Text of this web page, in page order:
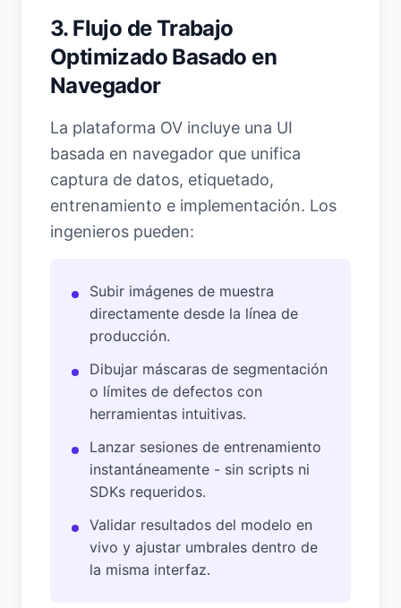
3. Flujo de Trabajo
Optimizado Basado en
Navegador
La plataforma OV incluye una UI
basada en navegador que unifica
captura de datos, etiquetado,
entrenamiento e implementación. Los
ingenieros pueden:
Subir imágenes de muestra
directamente desde la línea de
producción.
Dibujar máscaras de segmentación
o límites de defectos con
herramientas intuitivas.
Lanzar sesiones de entrenamiento
instantáneamente - sin scripts ni
SDKs requeridos.
Validar resultados del modelo en
vivo y ajustar umbrales dentro de
la misma interfaz.